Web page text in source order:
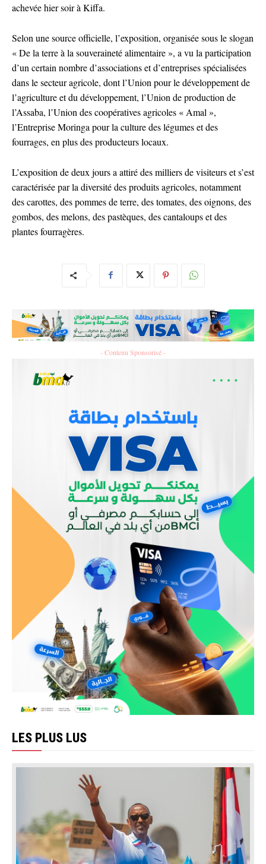
achevée hier soir à Kiffa.
Selon une source officielle, l’exposition, organisée sous le slogan
« De la terre à la souveraineté alimentaire », a vu la participation
d’un certain nombre d’associations et d’entreprises spécialisées
dans le secteur agricole, dont l’Union pour le développement de
l’agriculture et du développement, l’Union de production de
l’Assaba, l’Union des coopératives agricoles « Amal »,
l’Entreprise Moringa pour la culture des légumes et des
fourrages, en plus des producteurs locaux.
L’exposition de deux jours a attiré des milliers de visiteurs et s’est
caractérisée par la diversité des produits agricoles, notamment
des carottes, des pommes de terre, des tomates, des oignons, des
gombos, des melons, des pastèques, des cantaloups et des
plantes fourragères.
- Contenu Sponsorisé -
LES PLUS LUS